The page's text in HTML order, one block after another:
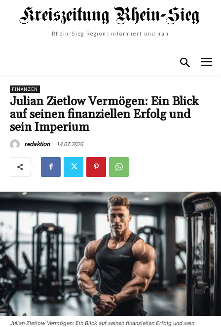
Rhein-Sieg Region: informiert und nah
FINANZEN
Julian Zietlow Vermögen: Ein Blick
auf seinen finanziellen Erfolg und
sein Imperium
redaktion 14.07.2026
Julian Zietlow Vermögen: Ein Blick auf seinen finanziellen Erfolg und sein